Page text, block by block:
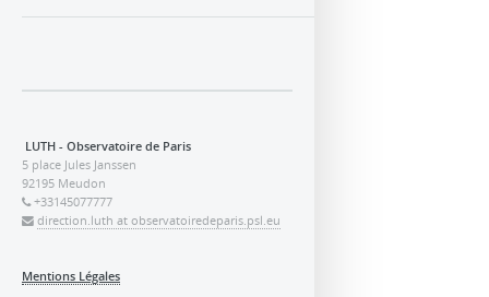
LUTH - Observatoire de Paris
5 place Jules Janssen
92195 Meudon
+33145077777
direction.luth at observatoiredeparis.psl.eu
Mentions Légales